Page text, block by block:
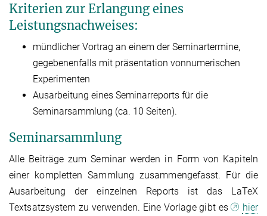
Kriterien zur Erlangung eines
Leistungsnachweises:
mündlicher Vortrag an einem der Seminartermine,
gegebenenfalls mit präsentation vonnumerischen
Experimenten
Ausarbeitung eines Seminarreports für die
Seminarsammlung (ca. 10 Seiten).
Seminarsammlung
Alle Beiträge zum Seminar werden in Form von Kapiteln
einer kompletten Sammlung zusammengefasst. Für die
Ausarbeitung der einzelnen Reports ist das LaTeX
Textsatzsystem zu verwenden. Eine Vorlage gibt es
hier